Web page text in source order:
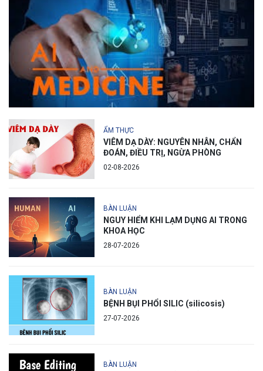
ẨM THỰC
VIÊM DẠ DÀY: NGUYÊN NHÂN, CHẨN
ĐOÁN, ĐIỀU TRỊ, NGỪA PHÒNG
02-08-2026
BÀN LUẬN
NGUY HIỂM KHI LẠM DỤNG AI TRONG
KHOA HỌC
28-07-2026
BÀN LUẬN
BỆNH BỤI PHỔI SILIC (silicosis)
27-07-2026
BÀN LUẬN